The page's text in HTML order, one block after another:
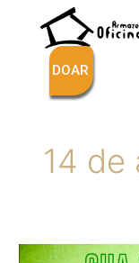
conteúdoDOAR
14 de
ASSOCIAÇÃO